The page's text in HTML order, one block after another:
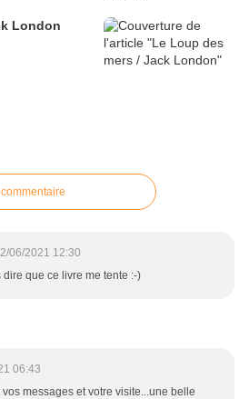
London
06/2021 12:30
que ce livre me tente :-)
06:43
vos messages et votre visite...une belle